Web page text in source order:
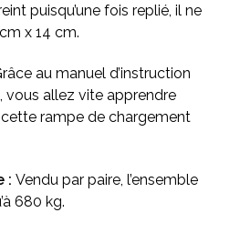
puisqu’une fois replié, il ne
x 14 cm.
au manuel d’instruction
vous allez vite apprendre
rampe de chargement
: Vendu par paire, l’ensemble
680 kg.